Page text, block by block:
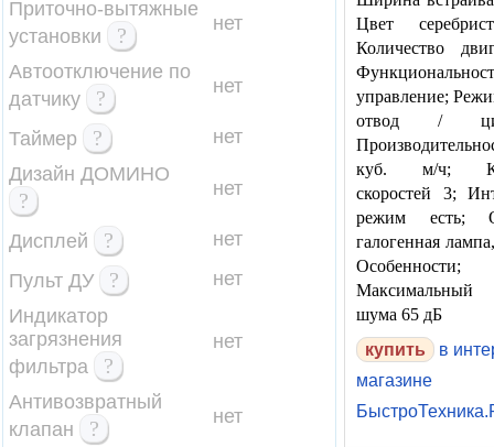
Приточно-вытяжные
установки
? нет
Автоотключение по
датчику
? нет
Таймер ?
нет
Дизайн ДОМИНО
? нет
Дисплей ?
нет
Пульт ДУ
?
нет
Индикатор
загрязнения
фильтра
?
нет
Антивозвратный
клапан
? нет
Цвет
Количество
управление;
отвод /
куб. м/ч;
скоростей 3;
режим есть;
галогенная
Особенности;
шума 65 дБ
купить
в
магазине